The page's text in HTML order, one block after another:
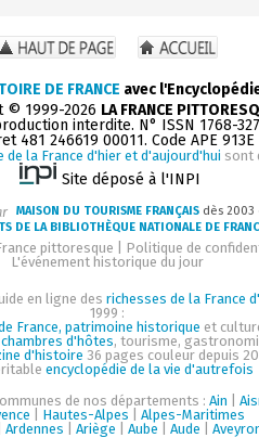
DE FRANCE avec
© 1999-2026 LA FRANCE
interdite. N° ISSN 1768-
481 246619 00011. Code APE 913E
de la France d'hier et d'aujourd'hui sont
Site déposé à l'INPI
MAISON DU TOURISME FRANÇAIS dès
DE LA BIBLIOTHÈQUE NATIONALE DE
pittoresque
Politique de
L'événement historique du jour
en ligne des richesses de la France
1999 :
France, patrimoine historique et
d'hôtes, tourisme,
d'histoire 36 pages couleur depuis
encyclopédie de la vie d'autrefois
de nos départements : Ain
Hautes-Alpes
Alpes-Maritimes
Ardennes Ariège Aube Aude